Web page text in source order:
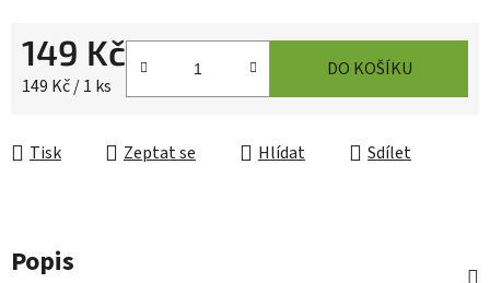
149 Kč
Měrná cena:
149 Kč / 1 ks
DO KOŠÍKU
Tisk Zeptat se Hlídat Sdílet
Popis